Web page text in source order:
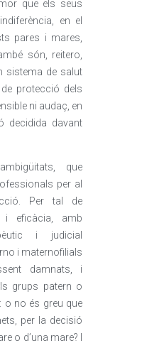
que els seus
en el
pares i mares,
són, reitero,
sistema de salut
protecció dels
ni audaç, en
decidida davant
que
per al
Per tal de
i eficàcia, amb
i judicial
i maternofilials
damnats, i
grups patern o
o no és greu que
per la decisió
o d’una mare? I